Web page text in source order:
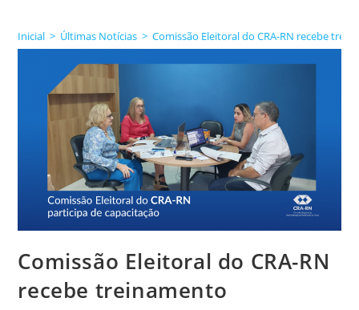
Inicial > Últimas Notícias > Comissão Eleitoral do CRA-RN recebe
Comissão Eleitoral do CRA-RN
recebe treinamento